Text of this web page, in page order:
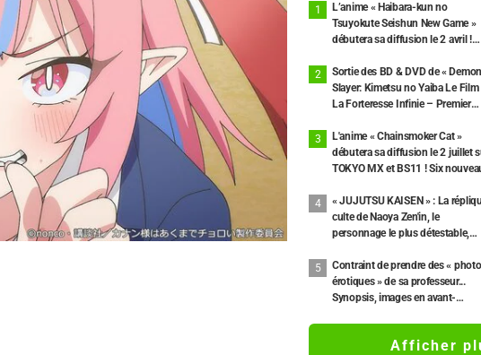
L’anime « Haibara-kun no
Tsuyokute Seishun New Game »
débutera sa diffusion le 2 avril !
trailer dévoilés.
Sortie des BD & DVD de « Demon
Slayer: Kimetsu no Yaiba Le Film
La Forteresse Infinie – Premier
d’une publicité ! L’édition limitée
inclura un coffret illustré par le
character designer Akira
L'anime « Chainsmoker Cat »
débutera sa diffusion le 2 juillet
TOKYO MX et BS11 ! Six
Misato Matsuoka pour le rôle de
Yaku Neko.
« JUJUTSU KAISEN » : La
culte de Naoya Zen'in, le
personnage le plus détestable,
meilleure citation », « ENFIN LÀ
» Les réseaux sociaux
s'enflamment.
Contraint de prendre des «
érotiques » de sa professeur...
Synopsis, images en avant-
Afficher